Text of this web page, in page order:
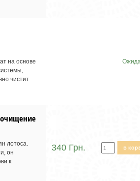
на основе
чистит
лотоса.
он
к
340 Грн. в